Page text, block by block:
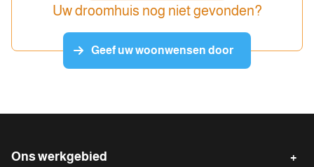
Uw droomhuis nog niet gevonden?
Geef uw woonwensen door
Ons werkgebied